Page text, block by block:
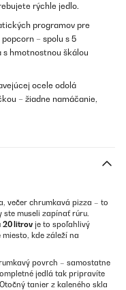
rýchle jedlo.
programov pre
– spolu s 5
s hmotnostnou škálou
ocele odolá
– žiadne namáčanie,
večer chrumkavá pizza – to
ste museli zapínať rúru.
20 litrov je to spoľahlivý
kde záleží na
povrch – samostatne
jedlá tak pripravíte
tanier z kaleného skla